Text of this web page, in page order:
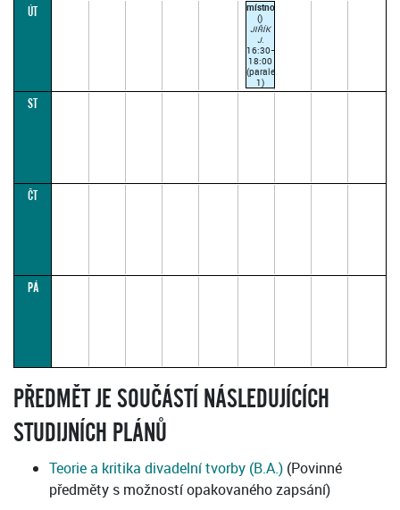
ÚT
místnost
()
JIŘÍK
J.
16:30–
18:00
(paralelka
1)
Vyučuje
ST
ČT
PÁ
PŘEDMĚT JE SOUČÁSTÍ NÁSLEDUJÍCÍCH
STUDIJNÍCH PLÁNŮ
Teorie a kritika divadelní tvorby (B.A.) (Povinné
předměty s možností opakovaného zapsání)